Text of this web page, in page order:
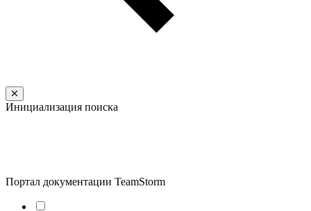
Инициализация поиска
Портал документации TeamStorm